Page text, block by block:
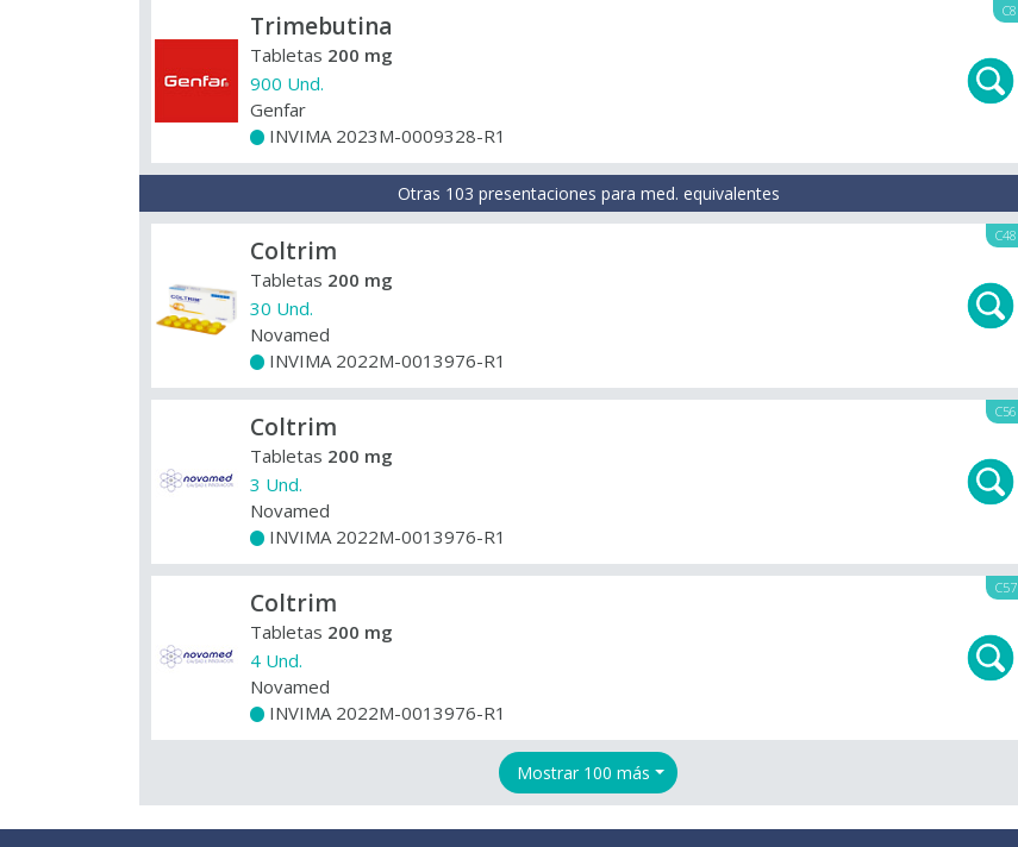
C8
Trimebutina
Tabletas 200 mg
900 Und.
Genfar
INVIMA 2023M-0009328-R1
Otras 103 presentaciones para med. equivalentes
C48
Coltrim
Tabletas 200 mg
30 Und.
Novamed
INVIMA 2022M-0013976-R1
C56
Coltrim
Tabletas 200 mg
3 Und.
Novamed
INVIMA 2022M-0013976-R1
C57
Coltrim
Tabletas 200 mg
4 Und.
Novamed
INVIMA 2022M-0013976-R1
Mostrar 100 más